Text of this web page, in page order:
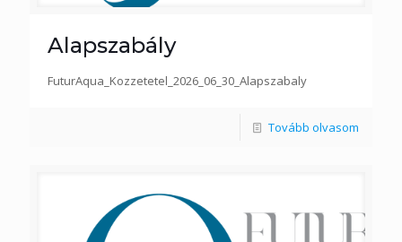
Alapszabály
FuturAqua_Kozzetetel_2026_06_30_Alapszabaly
Tovább olvasom